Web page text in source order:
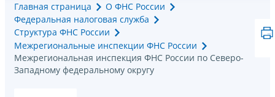
Главная страница
О ФНС России
Федеральная налоговая служба
Структура ФНС России
Межрегиональные инспекции ФНС России
Межрегиональная инспекция ФНС России по Северо-
Западному федеральному округу